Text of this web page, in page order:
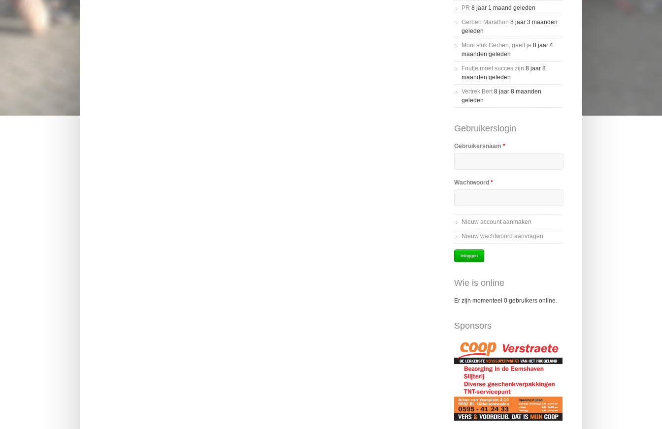
PR 8 jaar 1 maand geleden
Gerben Marathon 8 jaar 3 maanden
geleden
Mooi stuk Gerben, geeft je 8 jaar 4
maanden geleden
Foutje moet succes zijn 8 jaar 8
maanden geleden
Vertrek Bert 8 jaar 8 maanden
geleden
Gebruikerslogin
Gebruikersnaam *
Wachtwoord *
Nieuw account aanmaken
Nieuw wachtwoord aanvragen
Wie is online
Er zijn momenteel 0 gebruikers online.
Sponsors